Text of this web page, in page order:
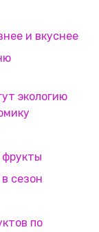
и вкуснее
экологию
фрукты
сезон
по